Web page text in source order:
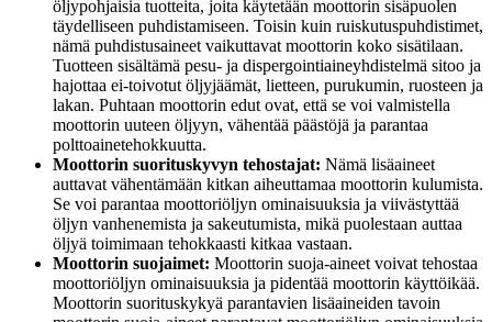
öljypohjaisia tuotteita, joita käytetään moottorin sisäpuolen
täydelliseen puhdistamiseen. Toisin kuin ruiskutuspuhdistimet,
nämä puhdistusaineet vaikuttavat moottorin koko sisätilaan.
Tuotteen sisältämä pesu- ja dispergointiaineyhdistelmä sitoo ja
hajottaa ei-toivotut öljyjäämät, lietteen, purukumin, ruosteen ja
lakan. Puhtaan moottorin edut ovat, että se voi valmistella
moottorin uuteen öljyyn, vähentää päästöjä ja parantaa
polttoainetehokkuutta.
Moottorin suorituskyvyn tehostajat: Nämä lisäaineet
auttavat vähentämään kitkan aiheuttamaa moottorin kulumista.
Se voi parantaa moottoriöljyn ominaisuuksia ja viivästyttää
öljyn vanhenemista ja sakeutumista, mikä puolestaan auttaa
öljyä toimimaan tehokkaasti kitkaa vastaan.
Moottorin suojaimet: Moottorin suoja-aineet voivat tehostaa
moottoriöljyn ominaisuuksia ja pidentää moottorin käyttöikää.
Moottorin suorituskykyä parantavien lisäaineiden tavoin